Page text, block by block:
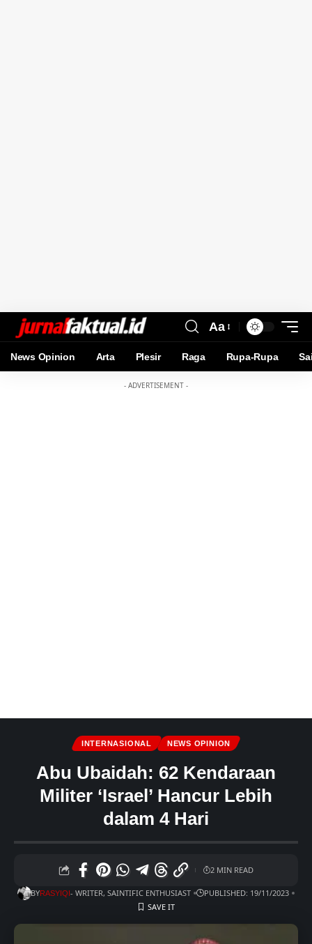
Aa
News Opinion Arta Plesir Raga Rupa-Rupa
- ADVERTISEMENT -
INTERNASIONAL NEWS OPINION
Abu Ubaidah: 62 Kendaraan
Militer ‘Israel’ Hancur Lebih
dalam 4 Hari
BYRASYIQI- WRITER, SAINTIFIC ENTHUSIAST PUBLISHED: 19/11/2023
2 MIN READ